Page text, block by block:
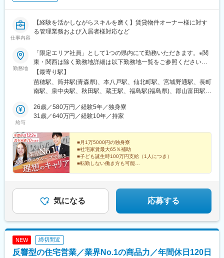
仕事内容
【経験を活かしながらスキルを磨く】賃貸物件オーナー様に対す
る管理業務および入居者様対応など
勤務地
「限定エリア社員」として1つの県内にて勤務いただきます。※関
東・関西は除く勤務地詳細は以下勤務地一覧をご参照ください。※
転勤なし※希望勤務地を考慮※マイカー通勤応相談受動喫煙対策：
屋内喫煙可能場所あり
【最寄り駅】
苗穂駅、筒井駅(青森県)、本八戸駅、仙北町駅、宮城野通駅、長町
南駅、泉中央駅、秋田駅、蔵王駅、福島駅(福島県)、郡山富田駅、
田駅、小山駅、高崎駅、井野駅(群馬県)、太田駅(群馬県)、甲府
駅、新潟駅、長岡駅、春日山駅、本郷駅(長野県)、信濃荒井駅、広
駅、ささしまライブ駅、伏屋駅、徳重駅、長久手古戦場駅、市役
所前駅(愛知県)、岡崎駅、妙興寺駅、土橋駅(愛知県)、春日井駅(中
央本線)、西岐阜駅、鵜沼宿駅、東静岡駅、浜松駅、沼津駅、掛川
駅、藤枝駅、津駅、近鉄四日市駅、湖山駅、後藤駅、松江駅、新
西大寺町筋駅、大元駅、東山・おかでんミュージアム駅、球場前
駅(広島県)、矢原駅、周防花岡駅、二軒屋駅、伏石駅、福音寺駅、
宝永町駅、南小倉駅、東比恵駅、赤坂駅(福岡県)、今宿駅、久留米
大学前駅、福間駅、佐賀駅、原爆資料館駅、早岐駅、新大村駅、
江戸橋駅、あすなろう四日市駅、大雲寺前駅、祇園新橋北駅、五
日市駅、香春口三萩野駅、大濠公園駅、大学病院駅、鹿児島中央
駅前駅、榴ケ岡駅、名鉄名古屋駅、柚木駅(静岡鉄道線)、第一通り
給与
26歳／580万円／経験5年／独身寮
31歳／640万円／経験10年／持家
■月1万5000円の独身寮
■社宅家賃最大65％補助
■子ども誕生時100万円支給（1人につき）
■転勤しない働き方も可能
顧客に寄り添い、深い関係性を築けます。
気になる 応募する
NEW 締切間近
反響型の住宅営業／業界No.1の商品力／年間休日120日